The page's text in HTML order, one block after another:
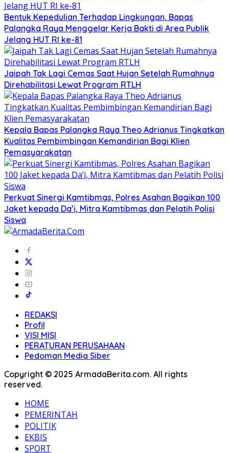
Bentuk Kepedulian Terhadap Lingkungan, Bapas
Palangka Raya Menggelar Kerja Bakti di Area Publik
Jelang HUT RI ke-81
Jaipah Tak Lagi Cemas Saat Hujan Setelah Rumahnya
Direhabilitasi Lewat Program RTLH
Kepala Bapas Palangka Raya Theo Adrianus Tingkatkan
Kualitas Pembimbingan Kemandirian Bagi Klien
Pemasyarakatan
Perkuat Sinergi Kamtibmas, Polres Asahan Bagikan 100
Jaket kepada Da’i, Mitra Kamtibmas dan Pelatih Polisi
Siswa
REDAKSI
Profil
VISI MISI
PERATURAN PERUSAHAAN
Pedoman Media Siber
Copyright © 2025 ArmadaBerita.com. All rights
reserved.
HOME
PEMERINTAH
POLITIK
EKBIS
SPORT